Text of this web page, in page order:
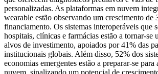
personalizadas. As plataformas em nuvem
wearable estão observando um crescimento de
financiamento. Os sistemas interoperáveis ​​que
hospitais, clínicas e farmácias estão a tornar-se
alvos de investimento, apoiados por 41% das
institucionais globais. Além disso, 52% dos
economias emergentes estão a preparar-se para
nuvem, sinalizando um potencial de